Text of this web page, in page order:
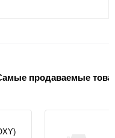
продаваемые